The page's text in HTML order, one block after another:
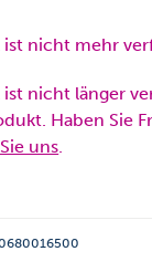
ist nicht mehr
ist nicht länger
Haben Sie
uns.